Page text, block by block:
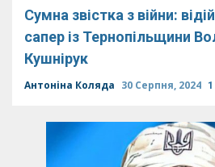
Сумна звістка з війни:
сапер із Тернопільщини
Кушнірук
Антоніна Коляда 30 Серпня, 2024